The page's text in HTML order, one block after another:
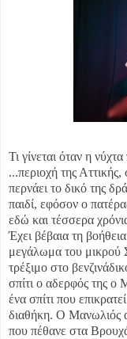
Τι γίνεται όταν η
...περιοχή της
περνάει το δικό της
παιδί, εφόσον ο
εδώ και τέσσερα
Έχει βέβαια τη
μεγάλωμα του μικρού
τρέξιμο στο
σπίτι ο αδερφός της ο
ένα σπίτι που
διαθήκη. Ο Μανωλιός
που πέθανε στα